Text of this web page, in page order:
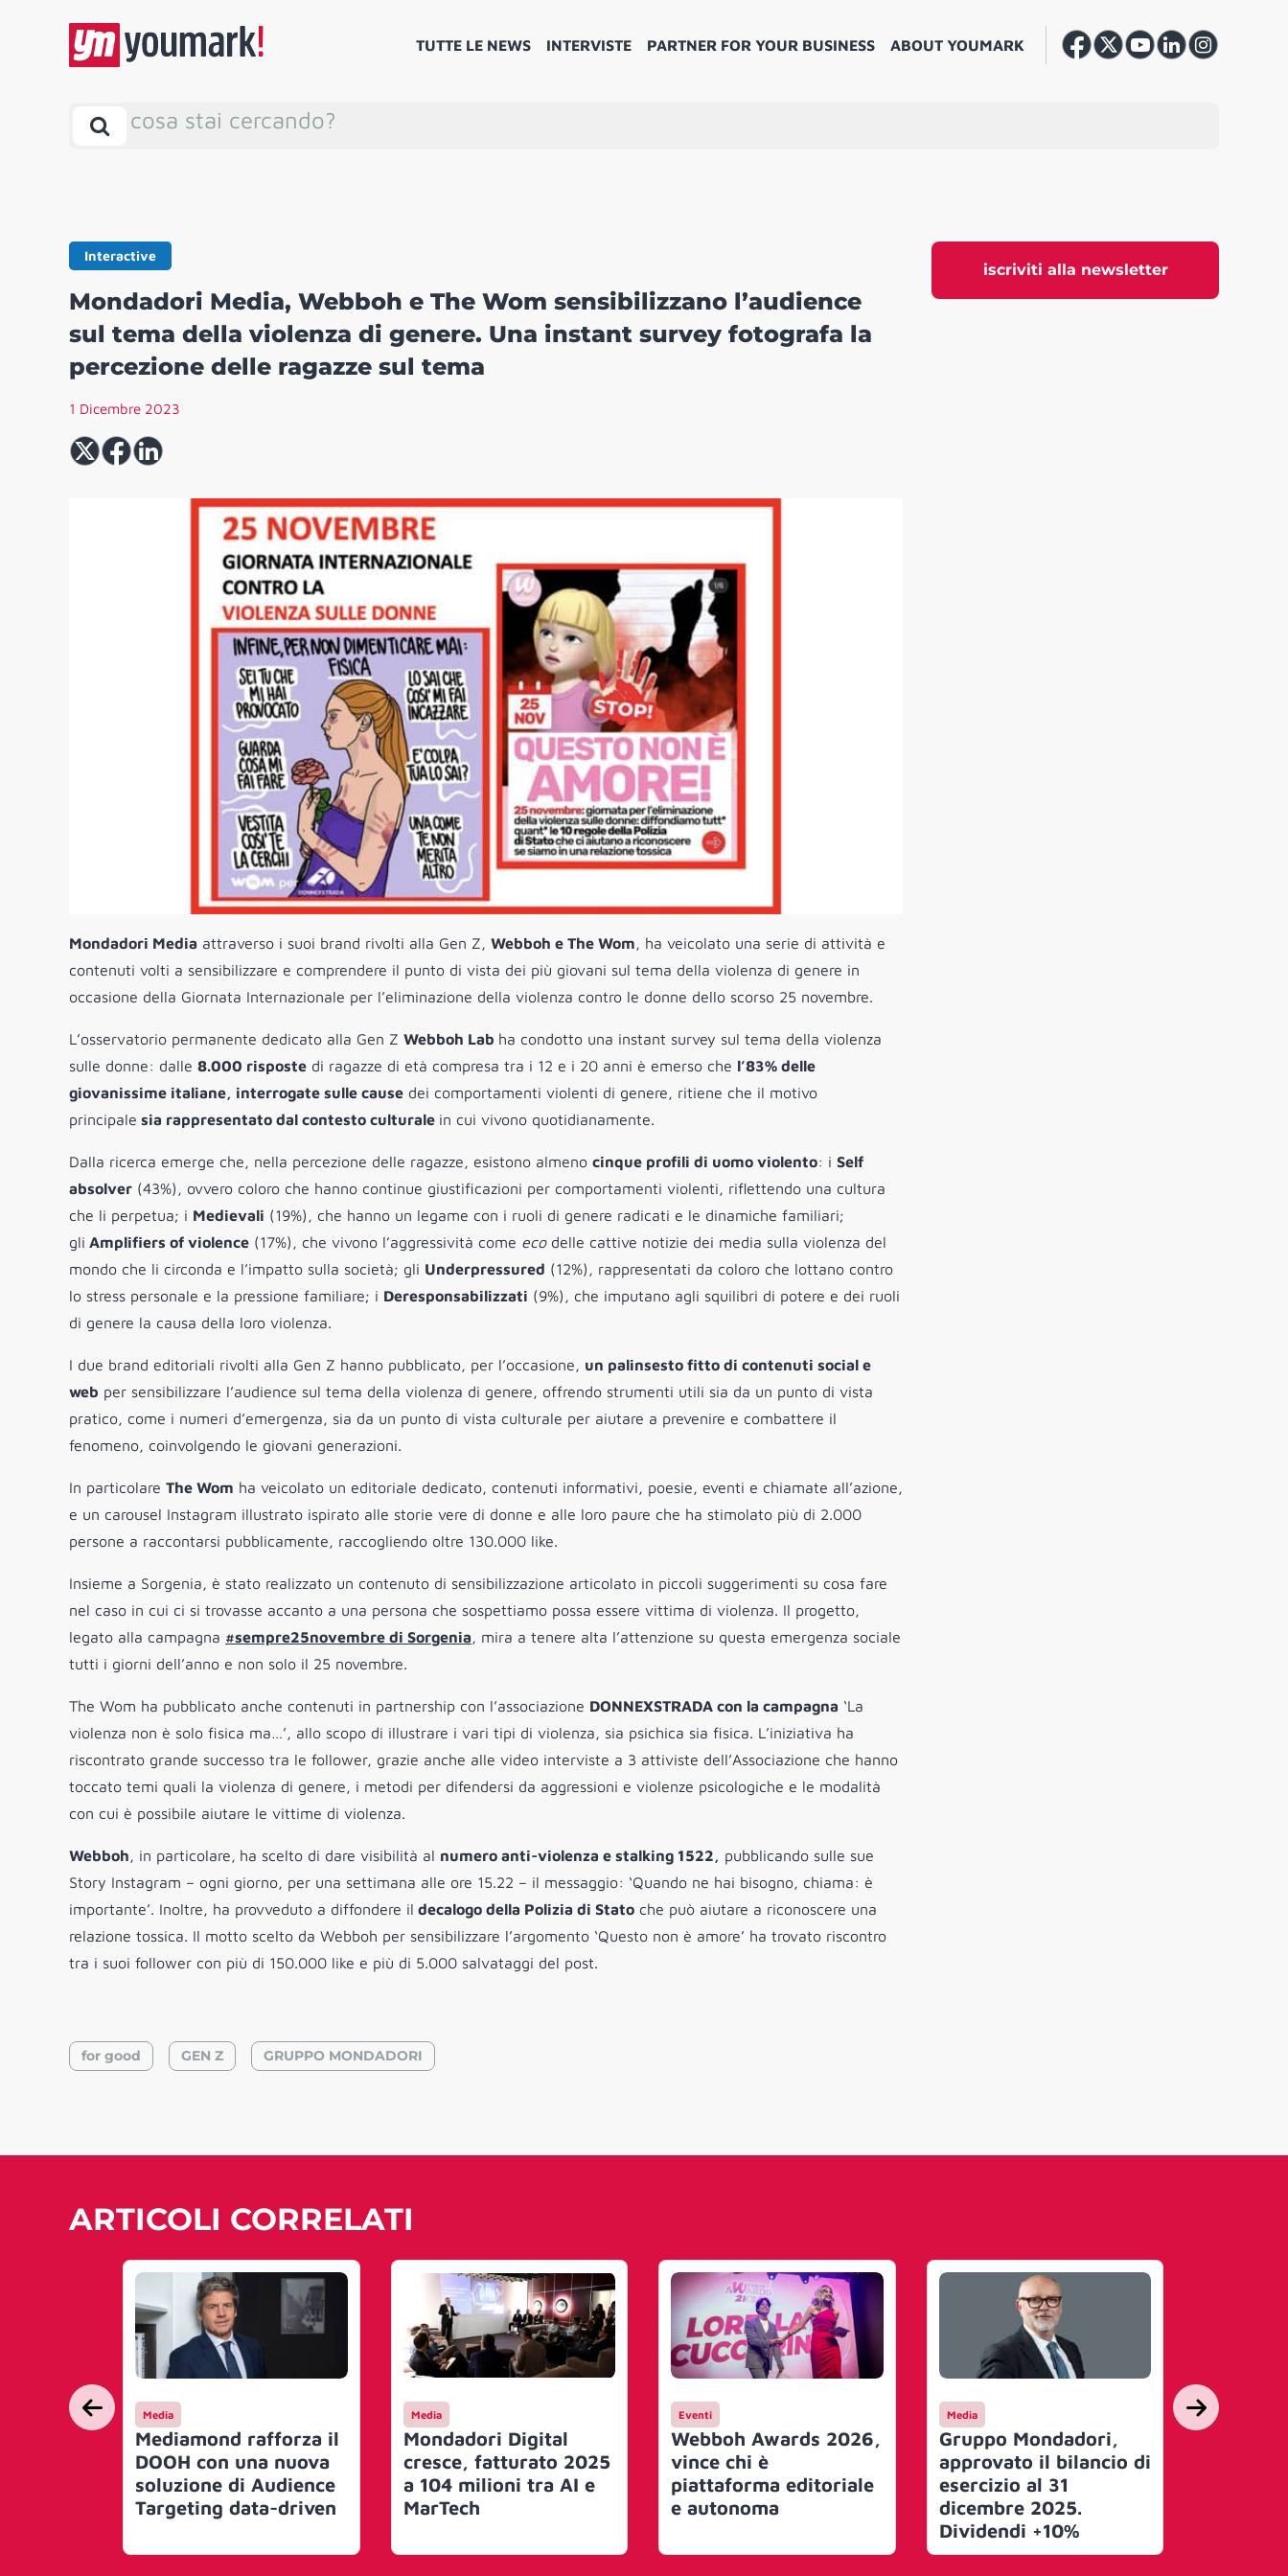
TUTTE LE NEWS INTERVISTE PARTNER FOR YOUR BUSINESS ABOUT YOUMARK
cosa stai cercando?
iscriviti alla newsletter
Interactive
Mondadori Media, Webboh e The Wom sensibilizzano l’audience
sul tema della violenza di genere. Una instant survey fotografa la
percezione delle ragazze sul tema
1 Dicembre 2023
Mondadori Media attraverso i suoi brand rivolti alla Gen Z, Webboh e The Wom, ha veicolato una serie di attività e
contenuti volti a sensibilizzare e comprendere il punto di vista dei più giovani sul tema della violenza di genere in
occasione della Giornata Internazionale per l’eliminazione della violenza contro le donne dello scorso 25 novembre.
L’osservatorio permanente dedicato alla Gen Z Webboh Lab ha condotto una instant survey sul tema della violenza
sulle donne: dalle 8.000 risposte di ragazze di età compresa tra i 12 e i 20 anni è emerso che l’83% delle
giovanissime italiane, interrogate sulle cause dei comportamenti violenti di genere, ritiene che il motivo
principale sia rappresentato dal contesto culturale in cui vivono quotidianamente.
Dalla ricerca emerge che, nella percezione delle ragazze, esistono almeno cinque profili di uomo violento: i Self
absolver (43%), ovvero coloro che hanno continue giustificazioni per comportamenti violenti, riflettendo una cultura
che li perpetua; i Medievali (19%), che hanno un legame con i ruoli di genere radicati e le dinamiche familiari;
gli Amplifiers of violence (17%), che vivono l’aggressività come ecodelle cattive notizie dei media sulla violenza del
mondo che li circonda e l’impatto sulla società; gli Underpressured (12%), rappresentati da coloro che lottano contro
lo stress personale e la pressione familiare; i Deresponsabilizzati (9%), che imputano agli squilibri di potere e dei ruoli
di genere la causa della loro violenza.
I due brand editoriali rivolti alla Gen Z hanno pubblicato, per l’occasione, un palinsesto fitto di contenuti social e
web per sensibilizzare l’audience sul tema della violenza di genere, offrendo strumenti utili sia da un punto di vista
pratico, come i numeri d’emergenza, sia da un punto di vista culturale per aiutare a prevenire e combattere il
fenomeno, coinvolgendo le giovani generazioni.
In particolare The Wom ha veicolato un editoriale dedicato, contenuti informativi, poesie, eventi e chiamate all’azione,
e un carousel Instagram illustrato ispirato alle storie vere di donne e alle loro paure che ha stimolato più di 2.000
persone a raccontarsi pubblicamente, raccogliendo oltre 130.000 like.
Insieme a Sorgenia, è stato realizzato un contenuto di sensibilizzazione articolato in piccoli suggerimenti su cosa fare
nel caso in cui ci si trovasse accanto a una persona che sospettiamo possa essere vittima di violenza. Il progetto,
legato alla campagna #sempre25novembre di Sorgenia, mira a tenere alta l’attenzione su questa emergenza sociale
tutti i giorni dell’anno e non solo il 25 novembre.
The Wom ha pubblicato anche contenuti in partnership con l’associazione DONNEXSTRADA con la campagna ‘La
violenza non è solo fisica ma…’, allo scopo di illustrare i vari tipi di violenza, sia psichica sia fisica. L’iniziativa ha
riscontrato grande successo tra le follower, grazie anche alle video interviste a 3 attiviste dell’Associazione che hanno
toccato temi quali la violenza di genere, i metodi per difendersi da aggressioni e violenze psicologiche e le modalità
con cui è possibile aiutare le vittime di violenza.
Webboh, in particolare, ha scelto di dare visibilità al numero anti-violenza e stalking 1522, pubblicando sulle sue
Story Instagram – ogni giorno, per una settimana alle ore 15.22 – il messaggio: ‘Quando ne hai bisogno, chiama: è
importante’. Inoltre, ha provveduto a diffondere il decalogo della Polizia di Stato che può aiutare a riconoscere una
relazione tossica. Il motto scelto da Webboh per sensibilizzare l’argomento ‘Questo non è amore’ ha trovato riscontro
tra i suoi follower con più di 150.000 like e più di 5.000 salvataggi del post.
for good GEN Z GRUPPO MONDADORI
ARTICOLI CORRELATI
Media
Mediamond rafforza il
DOOH con una nuova
soluzione di Audience
Targeting data-driven
Media
Mondadori Digital
cresce, fatturato 2025
a 104 milioni tra AI e
MarTech
Eventi
Webboh Awards 2026,
vince chi è
piattaforma editoriale
e autonoma
Media
Gruppo Mondadori,
approvato il bilancio di
esercizio al 31
dicembre 2025.
Dividendi +10%
Media